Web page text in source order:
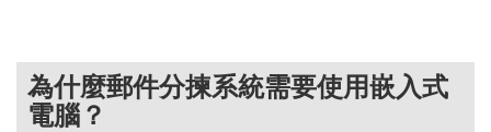
為什麼郵件分揀系統需要使用嵌入式
電腦？